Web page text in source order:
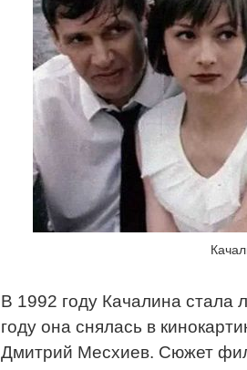
В 1992 году Качалина стала
году она снялась в
Дмитрий Месхиев. Сюжет